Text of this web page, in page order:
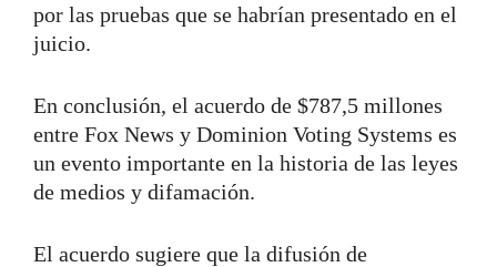
por las pruebas que se habrían presentado en el
juicio.
En conclusión, el acuerdo de $787,5 millones
entre Fox News y Dominion Voting Systems es
un evento importante en la historia de las leyes
de medios y difamación.
El acuerdo sugiere que la difusión de